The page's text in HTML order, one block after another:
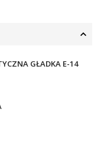
GŁADKA E-14